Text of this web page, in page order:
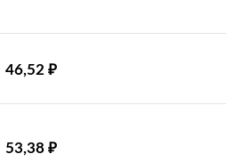
46,52 ₽
53,38 ₽